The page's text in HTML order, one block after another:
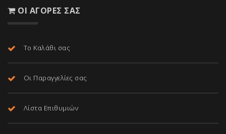
ΟΙ ΑΓΟΡΈΣ ΣΑΣ
Το Καλάθι σας
Οι Παραγγελίες σας
Λίστα Επιθυμιών